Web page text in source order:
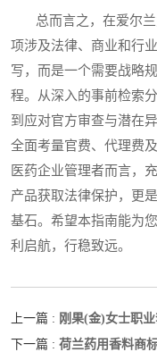
总而言之，在爱尔兰
项涉及法律、商业和行
写，而是一个需要战略
程。从深入的事前检索
到应对官方审查与潜在
全面考量官费、代理费
医药企业管理者而言，
产品获取法律保护，更
基石。希望本指南能为
利启航，行稳致远。
上一篇 : 刚果(金)女士职
下一篇 : 荷兰药用香料商